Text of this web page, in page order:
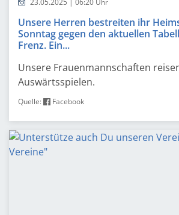
23.05.2025 | 06:20 Uhr
Unsere Herren bestreiten ihr
Sonntag gegen den aktuellen
Frenz. Ein...
Unsere Frauenmannschaften
Auswärtsspielen.
Quelle: Facebook